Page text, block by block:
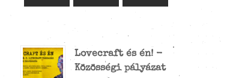
Lovecraft és én! -
Közösségi pályázat